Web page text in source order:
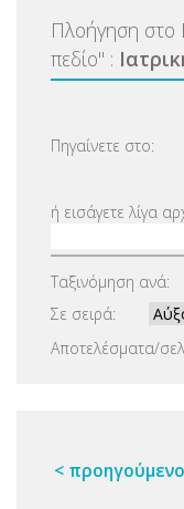
Πλοήγηση
πεδίο" :
Πηγαίνετε στο:
ή εισάγετε λίγα
Ταξινόμηση ανά:
Σε σειρά:
Αποτελέσματα/
< προηγούμενο